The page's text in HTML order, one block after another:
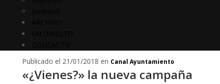
Publicado el 21/01/2018 en Canal Ayuntamiento
«¿Vienes?» la nueva campaña